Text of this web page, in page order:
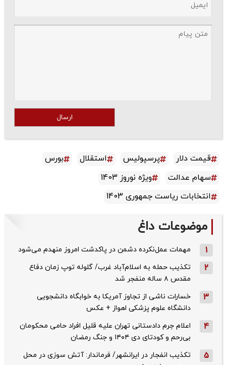
ارسال
قیمت دلار پرسپولیس استقلال
بورس
سهام عدالت
ویژه نوروز 1403
انتخابات ریاست جمهوری 1403
موضوعات داغ
1 مهمات عمل‌نکرده دشمن در پاکدشت امروز منهدم می‌شود
2
تکذیب حمله به اسلام‌آباد غرب/ گلوله توپ زمان دفاع
مقدس ۸ ساله منفجر شد
3
خسارات ناشی از تجاوز آمریکا به خوابگاه دانشجویی
دانشگاه علوم پزشکی اهواز + عکس
4
اعلام جرم دادستانی تهران علیه قلیل افراد حامی محکومان
بی‌رحم و کودتای دی‌ ۱۴۰۴ و جنگ رمضان
5
تکذیب ‌انفجار در ایرانشهر/ فرماندار: آتش سوزی در محل